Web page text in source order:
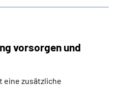
vorsorgen und
eine zusätzliche